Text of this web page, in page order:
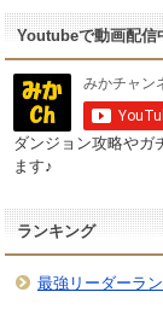
Youtubeで動画配信
ダンジョン攻略やガ
ます♪
ランキング
最強リーダーラ